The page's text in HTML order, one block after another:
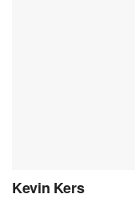
Kevin Kers